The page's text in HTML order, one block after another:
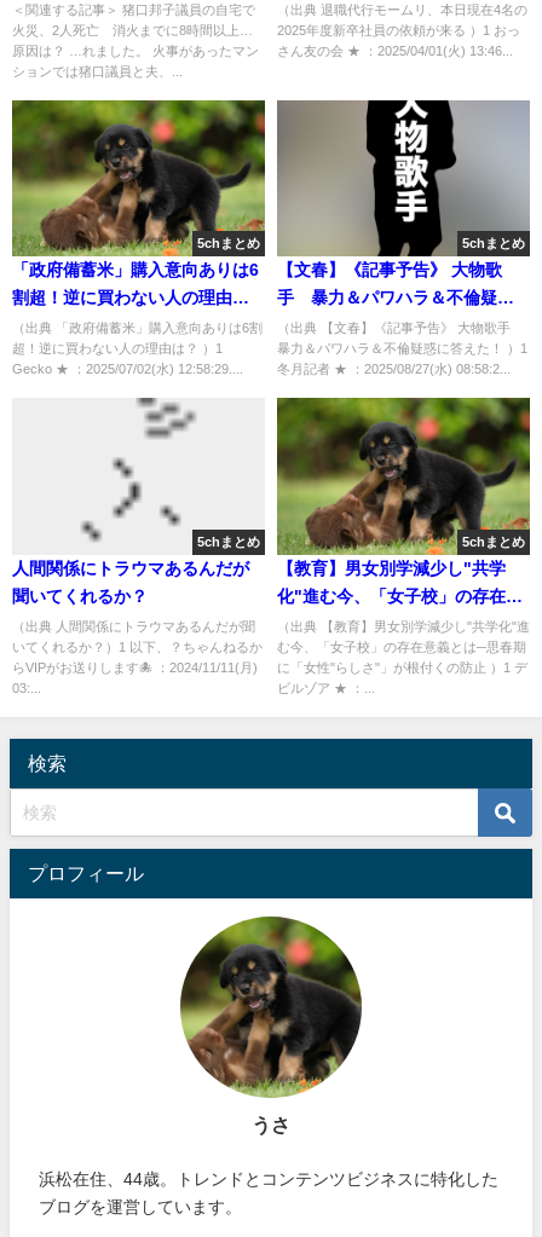
＜関連する記事＞ 猪口邦子議員の自宅で
火災、2人死亡 消火までに8時間以上…
原因は？ …れました。 火事があったマン
ションでは猪口議員と夫、...
る [おっさん友の会★]
（出典 退職代行モームリ、本日現在4名の
2025年度新卒社員の依頼が来る ）1 おっ
さん友の会 ★ ：2025/04/01(火) 13:46...
5chまとめ
「政府備蓄米」購入意向ありは6
割超！逆に買わない人の理由
は？ [Gecko★]
（出典 「政府備蓄米」購入意向ありは6割
超！逆に買わない人の理由は？ ）1
Gecko ★ ：2025/07/02(水) 12:58:29....
5chまとめ
【文春】《記事予告》 大物歌
手 暴力＆パワハラ＆不倫疑惑
に答えた！ [冬月記者★]
（出典 【文春】《記事予告》 大物歌手
暴力＆パワハラ＆不倫疑惑に答えた！ ）1
冬月記者 ★ ：2025/08/27(水) 08:58:2...
5chまとめ
人間関係にトラウマあるんだが
聞いてくれるか？
（出典 人間関係にトラウマあるんだが聞
いてくれるか？）1 以下、？ちゃんねるか
らVIPがお送りします🐙 ：2024/11/11(月)
03:...
5chまとめ
【教育】男女別学減少し"共学
化"進む今、「女子校」の存在意
義とは─思春期に「女性"らし
さ"」が根付くの防止 [デビルゾ
ア★]
（出典 【教育】男女別学減少し"共学化"進
む今、「女子校」の存在意義とは─思春期
に「女性"らしさ"」が根付くの防止 ）1 デ
ビルゾア ★ ：...
検索
プロフィール
うさ
浜松在住、44歳。トレンドとコンテンツビジネスに特化した
ブログを運営しています。